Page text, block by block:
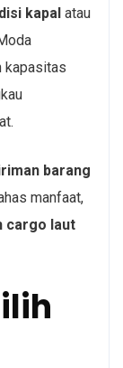
kapal atau
kapasitas
barang
manfaat,
cargo laut